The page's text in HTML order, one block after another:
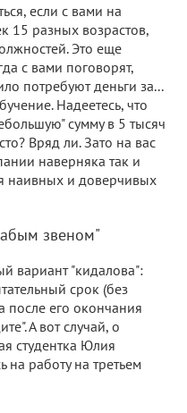
если с вами на
15 разных возрастов,
Это еще
с вами поговорят,
потребуют деньги за...
Надеетесь, что
сумму в 5 тысяч
Вряд ли. Зато на вас
наверняка так и
наивных и доверчивых
звеном"
вариант "кидалова":
срок (без
после его окончания
А вот случай, о
студентка Юлия
на работу на третьем